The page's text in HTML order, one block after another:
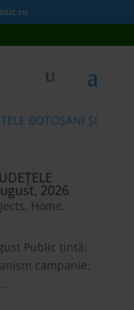
2026
, Home,
Public țintă:
campanie: